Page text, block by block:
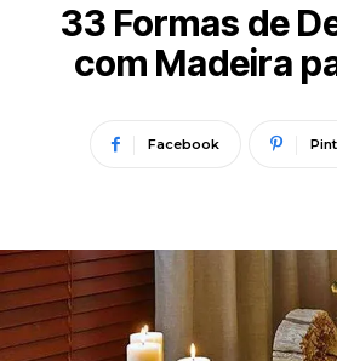
33 Formas de
com Madeira
Facebook